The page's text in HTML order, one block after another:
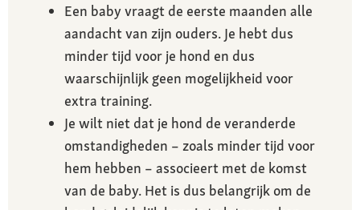
Een baby vraagt de eerste maanden alle
aandacht van zijn ouders. Je hebt dus
minder tijd voor je hond en dus
waarschijnlijk geen mogelijkheid voor
extra training.
Je wilt niet dat je hond de veranderde
omstandigheden – zoals minder tijd voor
hem hebben – associeert met de komst
van de baby. Het is dus belangrijk om de